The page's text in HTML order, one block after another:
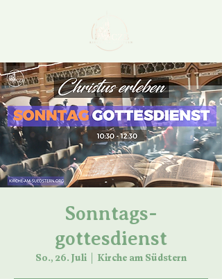
Sonntags-
gottesdienst
So., 26. Juli Kirche am Südstern